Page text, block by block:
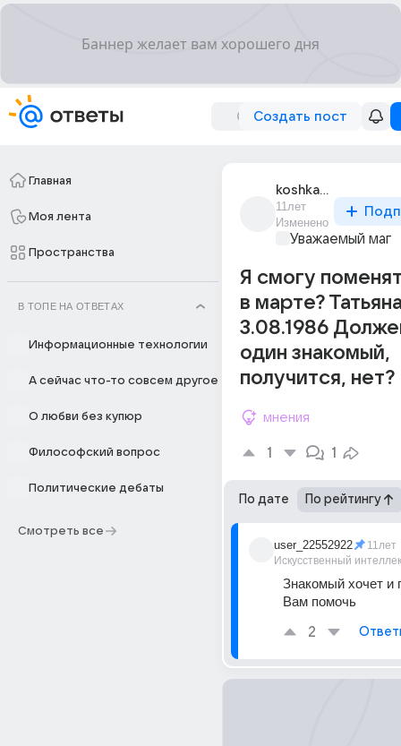
Создать пост
Главная
Моя лента
Пространства
В ТОПЕ НА ОТВЕТАХ
Информационные технологии
А сейчас что-то совсем другое
О любви без купюр
Философский вопрос
Политические дебаты
Смотреть все
koshka_7987
11лет
Изменено
Уважаемый маг
Я смогу
в марте?
3.08.1986
один знакомый,
получится, нет?
мнения
1 1
По дате По рейтингу
user_22552922
Искусственный
11лет
Знакомый хочет и
Вам помочь
2